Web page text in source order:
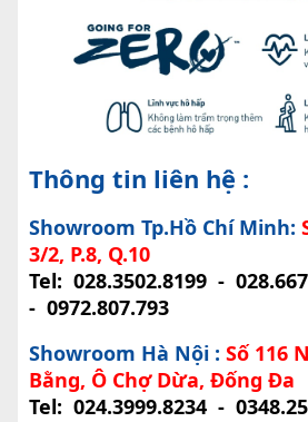
Thông tin liên hệ :
Showroom Tp.Hồ Chí Minh:
3/2, P.8, Q.10
Tel: 028.3502.8199-
- 0972.807.793
Showroom Hà Nội : Số 116
Bằng, Ô Chợ Dừa, Đống Đa
Tel: 024.3999.8234-